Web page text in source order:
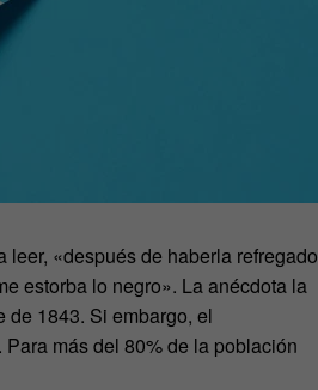
«después de haberla refregado
estorba lo negro». La anécdota la
de 1843. Si embargo, el
más del 80% de la población